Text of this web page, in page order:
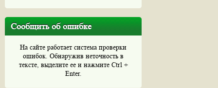
Сообщить об ошибке
На сайте работает система проверки
ошибок. Обнаружив неточность в
тексте, выделите ее и нажмите Ctrl +
Enter.